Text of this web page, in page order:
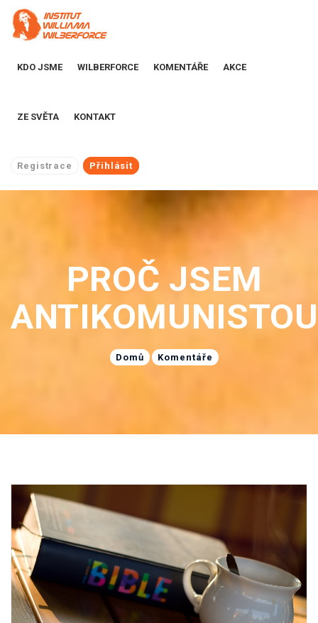
KDO JSME WILBERFORCE KOMENTÁŘE AKCE
ZE SVĚTA KONTAKT
Registrace Přihlásit
PROČ JSEM
ANTIKOMUNISTOU
Domů Komentáře